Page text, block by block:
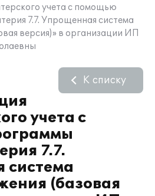
учета с помощью
7.7. Упрощенная система
версия)» в организации ИП
учета с
7.7.
система
(базовая
К списку